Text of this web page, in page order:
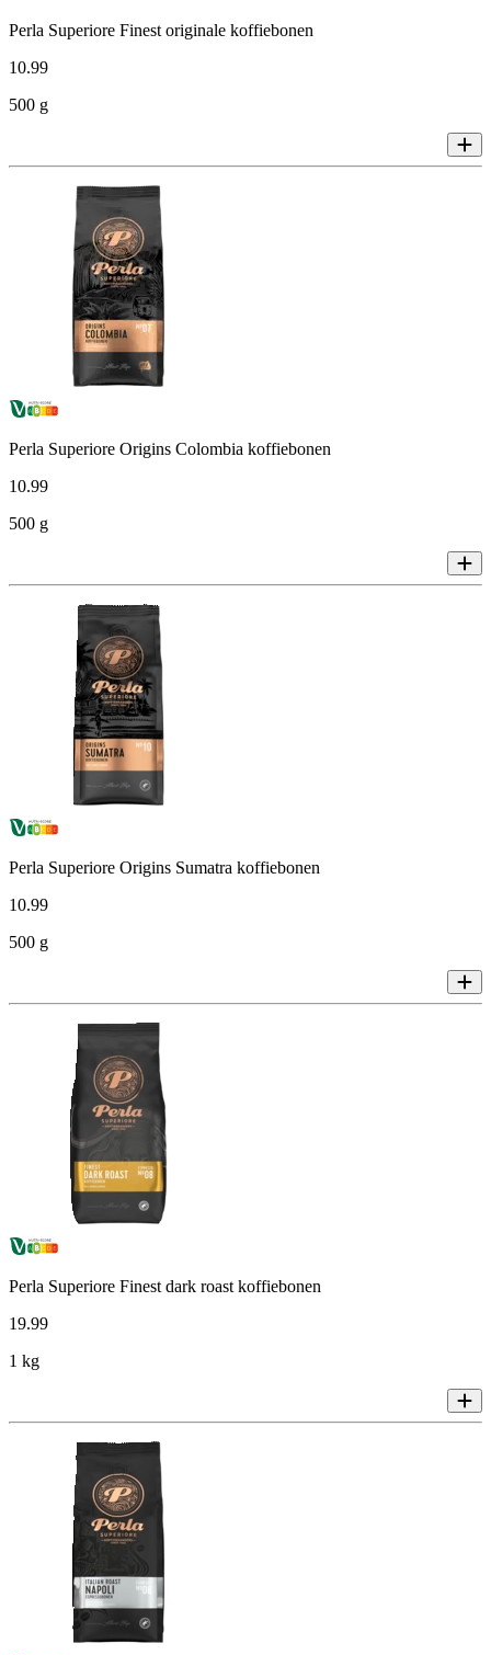
Perla Superiore Finest originale koffiebonen
10.99
500 g
Perla Superiore Origins Colombia koffiebonen
10.99
500 g
Perla Superiore Origins Sumatra koffiebonen
10.99
500 g
Perla Superiore Finest dark roast koffiebonen
19.99
1 kg